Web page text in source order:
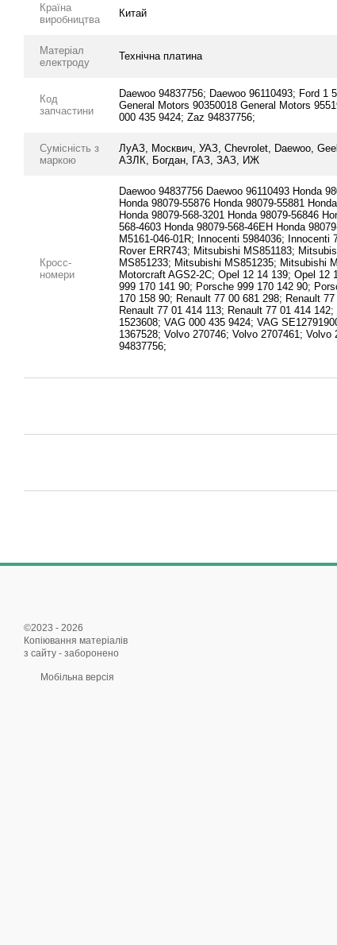
Країна
виробництва
Китай
Матеріал
електроду
Технічна платина
Код
запчастини
Daewoo 94837756; Daewoo 96110493; Ford 1
General Motors 90350018 General Motors
000 435 9424; Zaz 94837756;
Сумісність з
маркою
ЛуАЗ, Москвич, УАЗ, Chevrolet, Daewoo,
АЗЛК, Богдан, ГАЗ, ЗАЗ, ИЖ
Кросс-
номери
Daewoo 94837756 Daewoo 96110493 Honda
Honda 98079-55876 Honda 98079-55881
Honda 98079-568-3201 Honda 98079-56846
568-4603 Honda 98079-568-46EH Honda
M5161-046-01R; Innocenti 5984036; Innocenti
Rover ERR743; Mitsubishi MS851183;
MS851233; Mitsubishi MS851235; Mitsubishi
Motorcraft AGS2-2C; Opel 12 14 139; Opel 12
999 170 141 90; Porsche 999 170 142 90;
170 158 90; Renault 77 00 681 298; Renault
Renault 77 01 414 113; Renault 77 01 414
1523608; VAG 000 435 9424; VAG
1367528; Volvo 270746; Volvo 2707461; Volvo
94837756;
©2023 - 2026
Копіювання матеріалів
з сайту - заборонено
Мобільна версія